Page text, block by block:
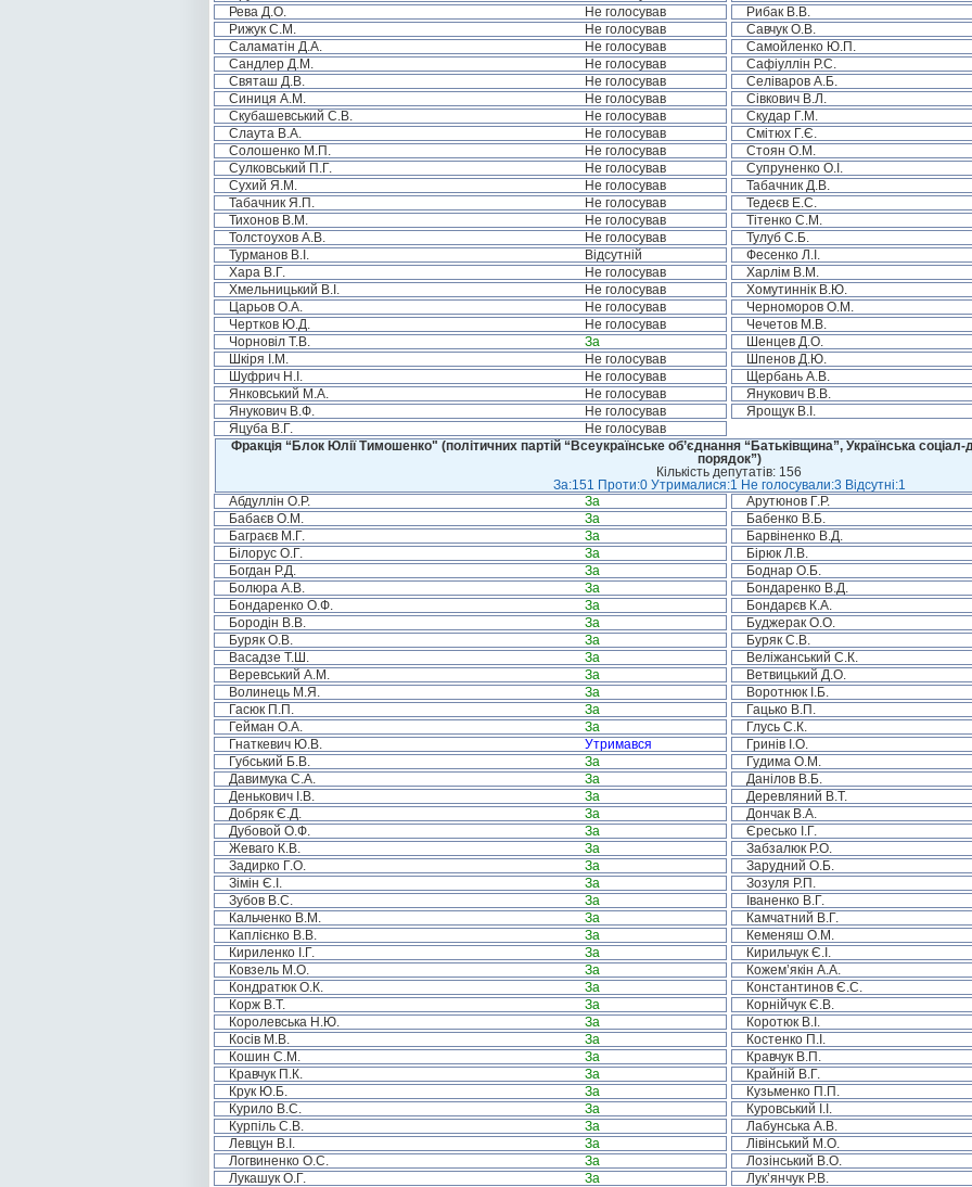
Рева Д.О.
Не голосував Рибак В.В.
Рижук С.М.
Не голосував Савчук О.В.
Саламатін Д.А.
Не голосував Самойленко Ю.П.
Сандлер Д.М.
Не голосував Сафіуллін Р.С.
Святаш Д.В.
Не голосував Селіваров А.Б.
Синиця А.М.
Не голосував Сівкович В.Л.
Скубашевський С.В.
Не голосував Скудар Г.М.
Слаута В.А.
Не голосував Смітюх Г.Є.
Солошенко М.П.
Не голосував Стоян О.М.
Сулковський П.Г.
Не голосував Супруненко О.І.
Сухий Я.М.
Не голосував Табачник Д.В.
Табачник Я.П.
Не голосував Тедеєв Е.С.
Тихонов В.М.
Не голосував Тітенко С.М.
Толстоухов А.В.
Не голосував Тулуб С.Б.
Турманов В.І.
Відсутній Фесенко Л.І.
Хара В.Г.
Не голосував Харлім В.М.
Хмельницький В.І.
Не голосував Хомутиннік В.Ю.
Царьов О.А.
Не голосував Черноморов О.М.
Чертков Ю.Д.
Не голосував Чечетов М.В.
Чорновіл Т.В.
За Шенцев Д.О.
Шкіря І.М.
Не голосував Шпенов Д.Ю.
Шуфрич Н.І.
Не голосував Щербань А.В.
Янковський М.А.
Не голосував Янукович В.В.
Янукович В.Ф.
Не голосував Ярощук В.І.
Яцуба В.Г.
Не голосував
Фракція “Блок Юлії Тимошенко" (політичних партій “Всеукраїнське об’єднання “Батьківщина”, Українська
порядок”)
Кількість депутатів: 156
За:151 Проти:0 Утрималися:1 Не голосували:3 Відсутні:1
Абдуллін О.Р.
За Арутюнов Г.Р.
Бабаєв О.М.
За Бабенко В.Б.
Баграєв М.Г.
За Барвіненко В.Д.
Білорус О.Г.
За Бірюк Л.В.
Богдан Р.Д.
За Боднар О.Б.
Болюра А.В.
За Бондаренко В.Д.
Бондаренко О.Ф.
За Бондарєв К.А.
Бородін В.В.
За Буджерак О.О.
Буряк О.В.
За Буряк С.В.
Васадзе Т.Ш.
За Веліжанський С.К.
Веревський А.М.
За Ветвицький Д.О.
Волинець М.Я.
За Воротнюк І.Б.
Гасюк П.П.
За Гацько В.П.
Гейман О.А.
За Глусь С.К.
Гнаткевич Ю.В.
Утримався Гринів І.О.
Губський Б.В.
За Гудима О.М.
Давимука С.А.
За Данілов В.Б.
Денькович І.В.
За Деревляний В.Т.
Добряк Є.Д.
За Дончак В.А.
Дубовой О.Ф.
За Єресько І.Г.
Жеваго К.В.
За Забзалюк Р.О.
Задирко Г.О.
За Зарудний О.Б.
Зімін Є.І.
За Зозуля Р.П.
Зубов В.С.
За Іваненко В.Г.
Кальченко В.М.
За Камчатний В.Г.
Каплієнко В.В.
За Кеменяш О.М.
Кириленко І.Г.
За Кирильчук Є.І.
Ковзель М.О.
За Кожем’якін А.А.
Кондратюк О.К.
За Константинов Є.С.
Корж В.Т.
За Корнійчук Є.В.
Королевська Н.Ю.
За Коротюк В.І.
Косів М.В.
За Костенко П.І.
Кошин С.М.
За Кравчук В.П.
Кравчук П.К.
За Крайній В.Г.
Крук Ю.Б.
За Кузьменко П.П.
Курило В.С.
За Куровський І.І.
Курпіль С.В.
За Лабунська А.В.
Левцун В.І.
За Лівінський М.О.
Логвиненко О.С.
За Лозінський В.О.
Лукашук О.Г.
За Лук’янчук Р.В.